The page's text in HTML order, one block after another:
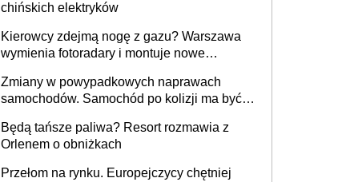
chińskich elektryków
Kierowcy zdejmą nogę z gazu? Warszawa
wymienia fotoradary i montuje nowe
Zmiany w powypadkowych naprawach
samochodów. Samochód po kolizji ma być
technologią producenta
Będą tańsze paliwa? Resort rozmawia z
Orlenem o obniżkach
Przełom na rynku. Europejczycy chętniej